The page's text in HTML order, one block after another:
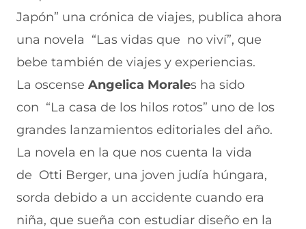
Japón” una crónica de viajes, publica ahora
una novela “Las vidas que no viví”, que
bebe también de viajes y experiencias.
La oscense Angelica Morales ha sido
con “La casa de los hilos rotos” uno de los
grandes lanzamientos editoriales del año.
La novela en la que nos cuenta la vida
de Otti Berger, una joven judía húngara,
sorda debido a un accidente cuando era
niña, que sueña con estudiar diseño en la